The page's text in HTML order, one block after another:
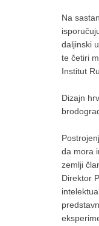
Na
daljinski
te četiri
Institut
Dizajn
da mora
zemlji
Direktor